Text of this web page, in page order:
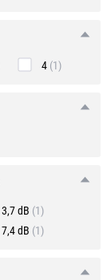
4 (1)
3,7 dB (1)
7,4 dB (1)